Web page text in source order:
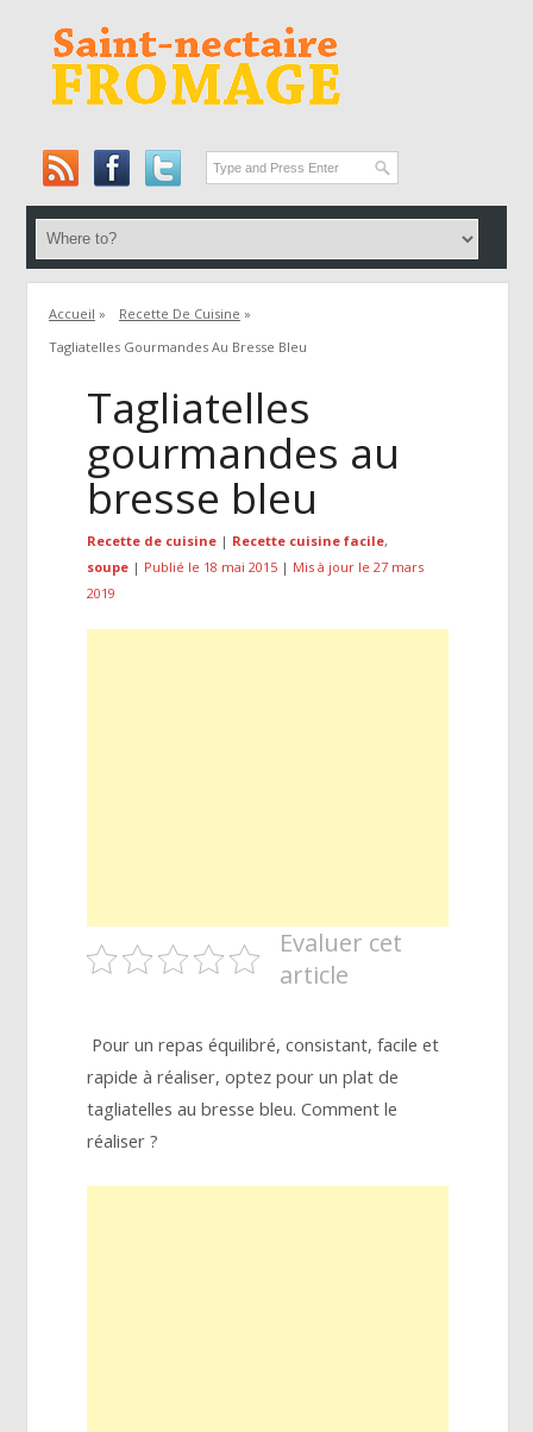
Accueil » Recette De Cuisine »
Tagliatelles Gourmandes Au Bresse Bleu
Tagliatelles
gourmandes au
bresse bleu
Recette de cuisine | Recette cuisine facile,
soupe | Publié le 18 mai 2015 | Mis à jour le 27 mars
2019
Evaluer cet
article
Pour un repas équilibré, consistant, facile et
rapide à réaliser, optez pour un plat de
tagliatelles au bresse bleu. Comment le
réaliser ?